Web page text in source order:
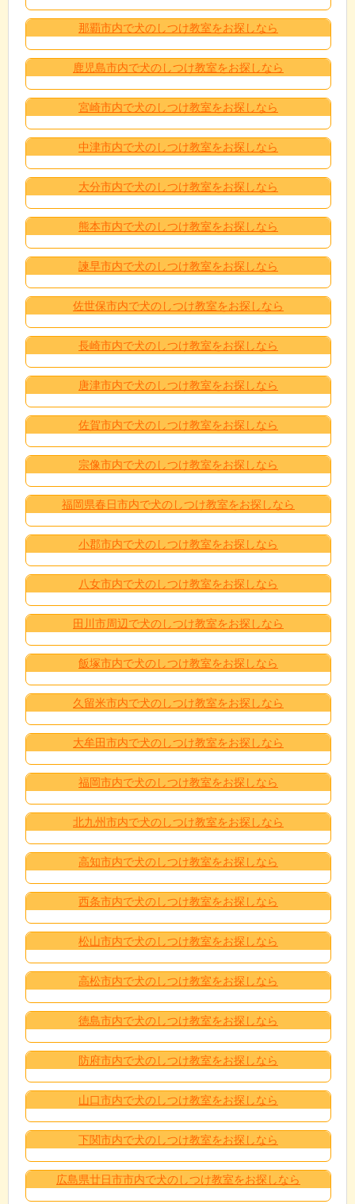
那覇市内で犬のしつけ教室をお探しなら
鹿児島市内で犬のしつけ教室をお探しなら
宮崎市内で犬のしつけ教室をお探しなら
中津市内で犬のしつけ教室をお探しなら
大分市内で犬のしつけ教室をお探しなら
熊本市内で犬のしつけ教室をお探しなら
諫早市内で犬のしつけ教室をお探しなら
佐世保市内で犬のしつけ教室をお探しなら
長崎市内で犬のしつけ教室をお探しなら
唐津市内で犬のしつけ教室をお探しなら
佐賀市内で犬のしつけ教室をお探しなら
宗像市内で犬のしつけ教室をお探しなら
福岡県春日市内で犬のしつけ教室をお探しなら
小郡市内で犬のしつけ教室をお探しなら
八女市内で犬のしつけ教室をお探しなら
田川市周辺で犬のしつけ教室をお探しなら
飯塚市内で犬のしつけ教室をお探しなら
久留米市内で犬のしつけ教室をお探しなら
大牟田市内で犬のしつけ教室をお探しなら
福岡市内で犬のしつけ教室をお探しなら
北九州市内で犬のしつけ教室をお探しなら
高知市内で犬のしつけ教室をお探しなら
西条市内で犬のしつけ教室をお探しなら
松山市内で犬のしつけ教室をお探しなら
高松市内で犬のしつけ教室をお探しなら
徳島市内で犬のしつけ教室をお探しなら
防府市内で犬のしつけ教室をお探しなら
山口市内で犬のしつけ教室をお探しなら
下関市内で犬のしつけ教室をお探しなら
広島県廿日市市内で犬のしつけ教室をお探しなら